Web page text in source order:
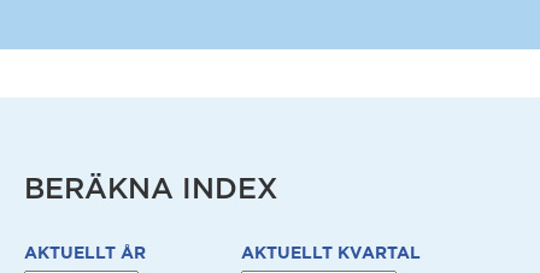
BERÄKNA INDEX
AKTUELLT ÅR AKTUELLT KVARTAL